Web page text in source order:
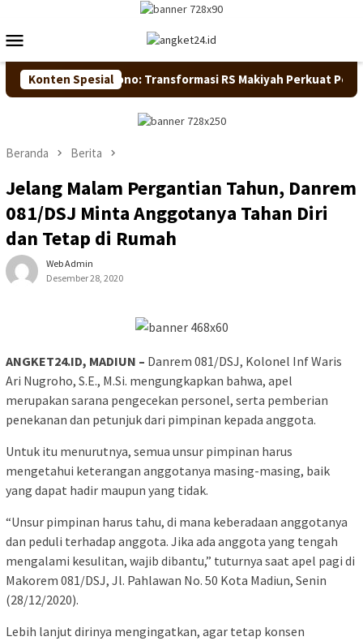
konten
Mobile
Konten Spesial
Maryono: Transformasi RS Makiyah Perkuat
Beranda Berita
Jelang Malam Pergantian Tahun, Danrem
081/DSJ Minta Anggotanya Tahan Diri
dan Tetap di Rumah
Web Admin
Desember 28, 2020
ANGKET24.ID, MADIUN – Danrem 081/DSJ, Kolonel Inf Waris
Ari Nugroho, S.E., M.Si. mengungkapkan bahwa, apel
merupakan sarana pengecekan personel, serta pemberian
penekanan dan petunjuk dari pimpinan kepada anggota.
Untuk itu menurutnya, semua unsur pimpinan harus
mengetahui keterangan anggotanya masing-masing, baik
yang dapat hadir maupun yang tidak.
“Unsur pimpinan harus tahu, di mana keberadaan anggotanya
dan peduli terhadap anggota. Jika ada anggota yang tengah
mengalami kesulitan, wajib dibantu,” tuturnya saat apel pagi di
Makorem 081/DSJ, Jl. Pahlawan No. 50 Kota Madiun, Senin
(28/12/2020).
Lebih lanjut dirinya mengingatkan, agar tetap konsen